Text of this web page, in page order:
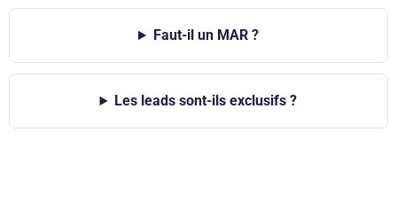
Faut-il un MAR ?
Les leads sont-ils exclusifs ?